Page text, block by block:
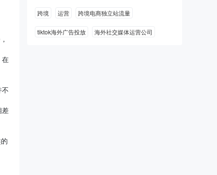
在
差
跨境 运营 跨境电商独立站流量
tiktok海外广告投放 海外社交媒体运营公司